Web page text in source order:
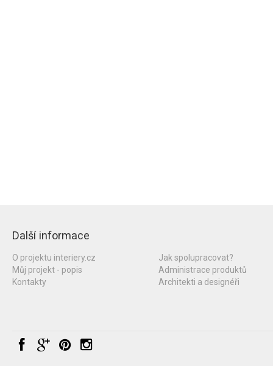
Další informace
O projektu interiery.cz
Můj projekt - popis
Kontakty
Jak spolupracovat?
Administrace produktů
Architekti a designéři